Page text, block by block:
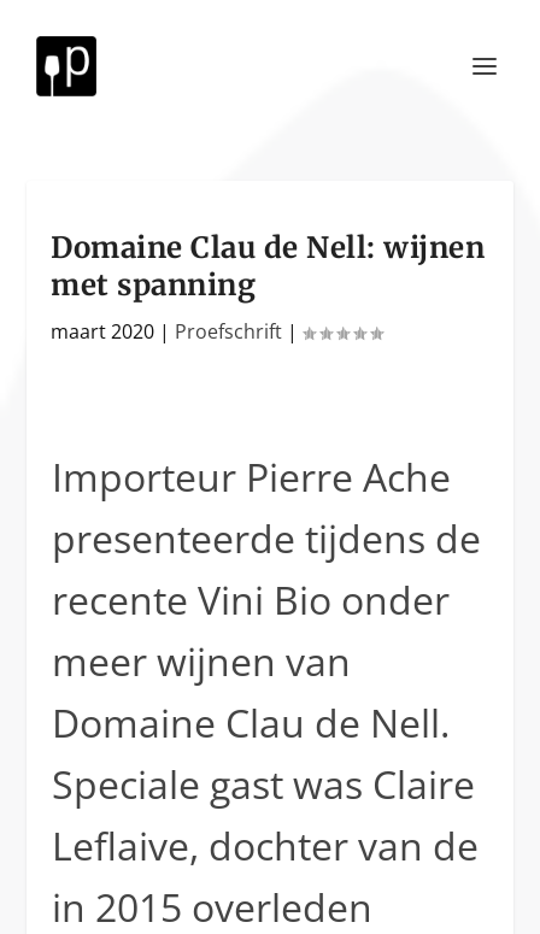
Domaine Clau de Nell: wijnen
met spanning
maart 2020 | Proefschrift |
Importeur Pierre Ache
presenteerde tijdens de
recente Vini Bio onder
meer wijnen van
Domaine Clau de Nell.
Speciale gast was Claire
Leflaive, dochter van de
in 2015 overleden